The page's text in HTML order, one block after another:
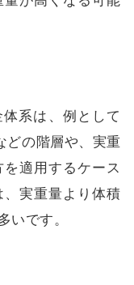
系は、例として
どの階層や、実重
適用するケース
実重量より体積
いです。